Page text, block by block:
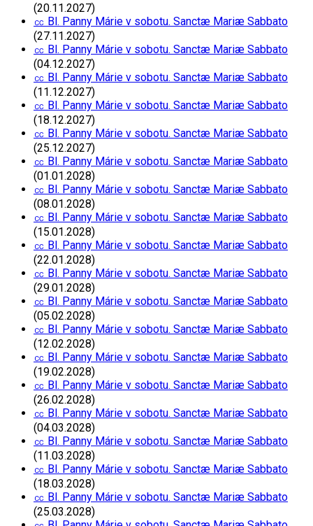
(20.11.2027)
㏄ Bl. Panny Márie v sobotu. Sanctæ Mariæ Sabbato
(27.11.2027)
㏄ Bl. Panny Márie v sobotu. Sanctæ Mariæ Sabbato
(04.12.2027)
㏄ Bl. Panny Márie v sobotu. Sanctæ Mariæ Sabbato
(11.12.2027)
㏄ Bl. Panny Márie v sobotu. Sanctæ Mariæ Sabbato
(18.12.2027)
㏄ Bl. Panny Márie v sobotu. Sanctæ Mariæ Sabbato
(25.12.2027)
㏄ Bl. Panny Márie v sobotu. Sanctæ Mariæ Sabbato
(01.01.2028)
㏄ Bl. Panny Márie v sobotu. Sanctæ Mariæ Sabbato
(08.01.2028)
㏄ Bl. Panny Márie v sobotu. Sanctæ Mariæ Sabbato
(15.01.2028)
㏄ Bl. Panny Márie v sobotu. Sanctæ Mariæ Sabbato
(22.01.2028)
㏄ Bl. Panny Márie v sobotu. Sanctæ Mariæ Sabbato
(29.01.2028)
㏄ Bl. Panny Márie v sobotu. Sanctæ Mariæ Sabbato
(05.02.2028)
㏄ Bl. Panny Márie v sobotu. Sanctæ Mariæ Sabbato
(12.02.2028)
㏄ Bl. Panny Márie v sobotu. Sanctæ Mariæ Sabbato
(19.02.2028)
㏄ Bl. Panny Márie v sobotu. Sanctæ Mariæ Sabbato
(26.02.2028)
㏄ Bl. Panny Márie v sobotu. Sanctæ Mariæ Sabbato
(04.03.2028)
㏄ Bl. Panny Márie v sobotu. Sanctæ Mariæ Sabbato
(11.03.2028)
㏄ Bl. Panny Márie v sobotu. Sanctæ Mariæ Sabbato
(18.03.2028)
㏄ Bl. Panny Márie v sobotu. Sanctæ Mariæ Sabbato
(25.03.2028)